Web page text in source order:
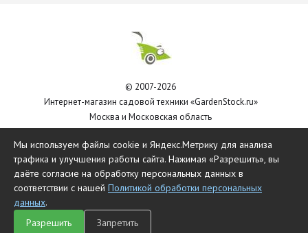
© 2007-2026
Интернет-магазин садовой техники «GardenStock.ru»
Москва и Московская область
Мы используем файлы cookie и Яндекс.Метрику для анализа
трафика и улучшения работы сайта. Нажимая «Разрешить», вы
даёте согласие на обработку персональных данных в
соответствии с нашей Политикой обработки персональных
данных.
Разрешить
Запретить